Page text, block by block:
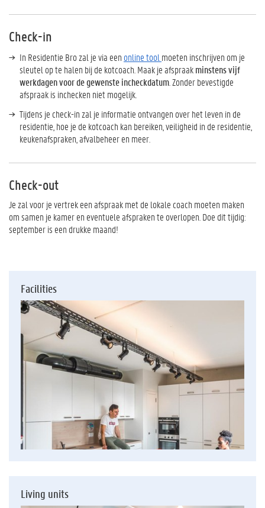
Check-in
In Residentie Bro zal je via een online tool moeten inschrijven om je
sleutel op te halen bij de kotcoach. Maak je afspraakminstens vijf
werkdagen voor de gewenste incheckdatum . Zonder bevestigde
afspraak is inchecken niet mogelijk.
Tijdens je check-in zal je informatie ontvangen over het leven in de
residentie, hoe je de kotcoach kan bereiken, veiligheid in de residentie,
keukenafspraken, afvalbeheer en meer.
Check-out
Je zal voor je vertrek een afspraak met de lokale coach moeten maken
om samen je kamer en eventuele afspraken te overlopen. Doe dit tijdig:
september is een drukke maand!
Facilities
Living units